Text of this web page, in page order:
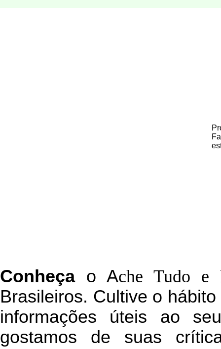
Conheçao Ache Tudo e
Brasileiros. Cultive o
informações úteis ao
gostamos de suas